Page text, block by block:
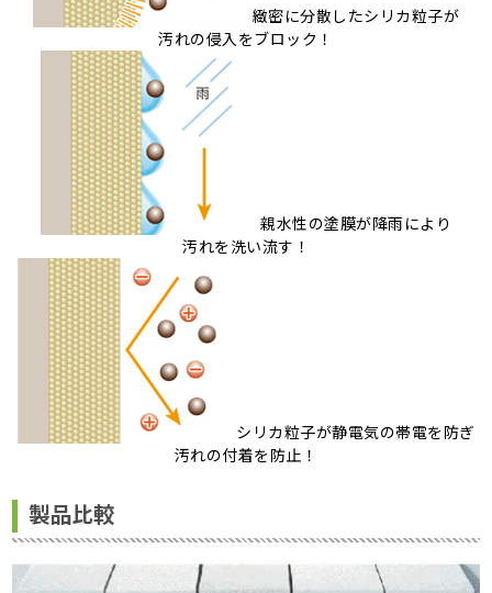
緻密に分散したシリカ粒子が
汚れの侵入をブロック！
親水性の塗膜が降雨により
汚れを洗い流す！
シリカ粒子が静電気の帯電を防ぎ
汚れの付着を防止！
製品比較